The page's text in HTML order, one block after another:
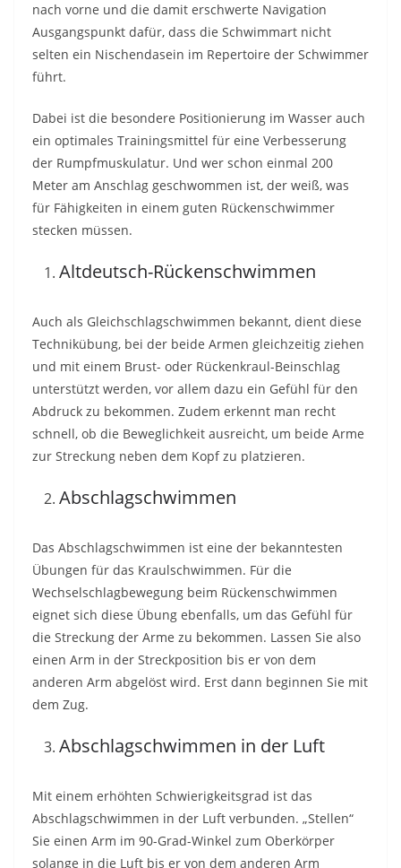
nach vorne und die damit erschwerte Navigation
Ausgangspunkt dafür, dass die Schwimmart nicht
selten ein Nischendasein im Repertoire der Schwimmer
führt.
Dabei ist die besondere Positionierung im Wasser auch
ein optimales Trainingsmittel für eine Verbesserung
der Rumpfmuskulatur. Und wer schon einmal 200
Meter am Anschlag geschwommen ist, der weiß, was
für Fähigkeiten in einem guten Rückenschwimmer
stecken müssen.
Altdeutsch-Rückenschwimmen
Auch als Gleichschlagschwimmen bekannt, dient diese
Technikübung, bei der beide Armen gleichzeitig ziehen
und mit einem Brust- oder Rückenkraul-Beinschlag
unterstützt werden, vor allem dazu ein Gefühl für den
Abdruck zu bekommen. Zudem erkennt man recht
schnell, ob die Beweglichkeit ausreicht, um beide Arme
zur Streckung neben dem Kopf zu platzieren.
Abschlagschwimmen
Das Abschlagschwimmen ist eine der bekanntesten
Übungen für das Kraulschwimmen. Für die
Wechselschlagbewegung beim Rückenschwimmen
eignet sich diese Übung ebenfalls, um das Gefühl für
die Streckung der Arme zu bekommen. Lassen Sie also
einen Arm in der Streckposition bis er von dem
anderen Arm abgelöst wird. Erst dann beginnen Sie mit
dem Zug.
Abschlagschwimmen in der Luft
Mit einem erhöhten Schwierigkeitsgrad ist das
Abschlagschwimmen in der Luft verbunden. „Stellen“
Sie einen Arm im 90-Grad-Winkel zum Oberkörper
solange in die Luft bis er von dem anderen Arm